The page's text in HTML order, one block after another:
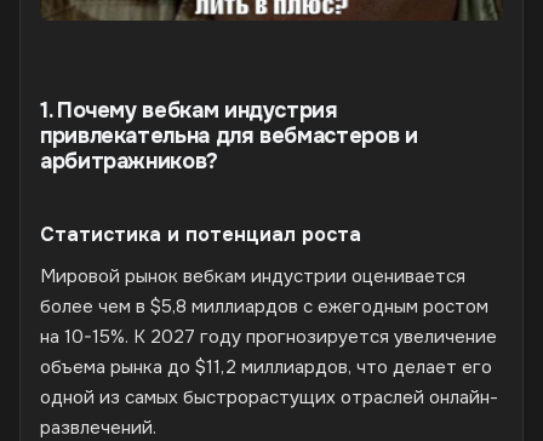
1. Почему вебкам индустрия
привлекательна для вебмастеров и
арбитражников?
Статистика и потенциал роста
Мировой рынок вебкам индустрии оценивается
более чем в $5,8 миллиардов с ежегодным ростом
на 10-15%. К 2027 году прогнозируется увеличение
объема рынка до $11,2 миллиардов, что делает его
одной из самых быстрорастущих отраслей онлайн-
развлечений.